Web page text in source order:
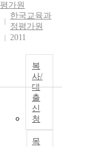
평가원
한국교육과
정평가원
2011
복
사/
대
출
신
청
목